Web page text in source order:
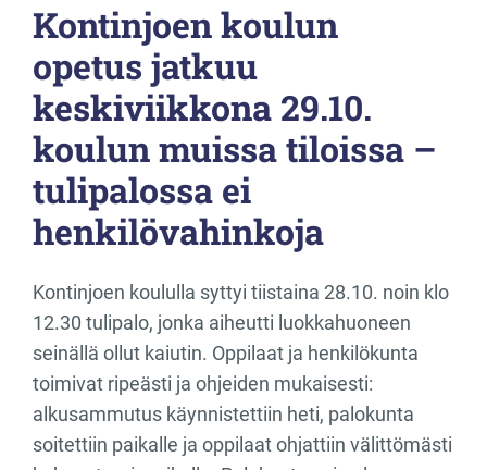
Kontinjoen koulun
opetus jatkuu
keskiviikkona 29.10.
koulun muissa tiloissa –
tulipalossa ei
henkilövahinkoja
Kontinjoen koululla syttyi tiistaina 28.10. noin klo
12.30 tulipalo, jonka aiheutti luokkahuoneen
seinällä ollut kaiutin. Oppilaat ja henkilökunta
toimivat ripeästi ja ohjeiden mukaisesti:
alkusammutus käynnistettiin heti, palokunta
soitettiin paikalle ja oppilaat ohjattiin välittömästi